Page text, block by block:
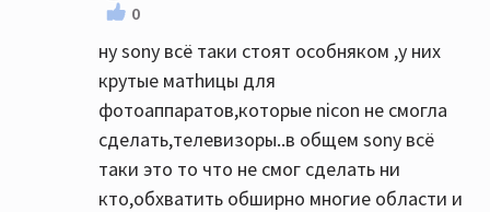
0
ну sony всё таки стоят особняком ,у них
крутые матhицы для
фотоаппаратов,которые nicon не смогла
сделать,телевизоры..в общем sony всё
таки это то что не смог сделать ни
кто,обхватить обширно многие области и